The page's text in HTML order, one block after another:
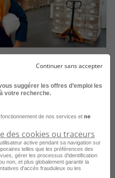
Continuer sans accepter
suggérer les offres d’emploi les
votre recherche.
de nos services et ne
des cookies ou traceurs
active pendant sa navigation sur
telles que les préférences des
gérer les processus d'identification
non, et plus globalement garantir la
d'accès frauduleux ou les